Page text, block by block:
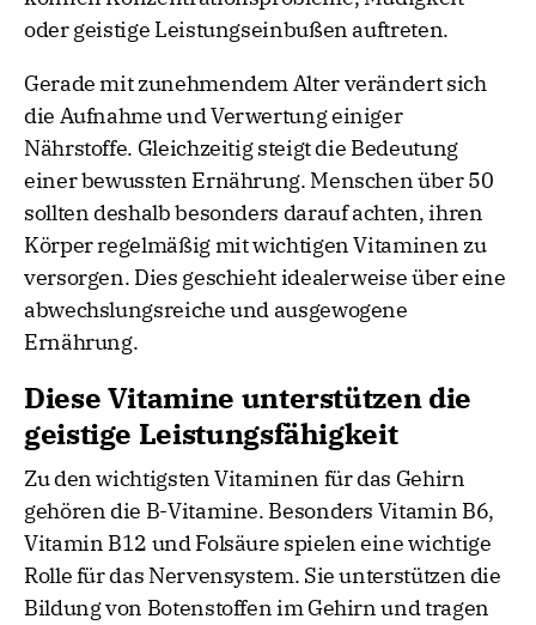
oder geistige Leistungseinbußen auftreten.
Gerade mit zunehmendem Alter verändert sich
die Aufnahme und Verwertung einiger
Nährstoffe. Gleichzeitig steigt die Bedeutung
einer bewussten Ernährung. Menschen über 50
sollten deshalb besonders darauf achten, ihren
Körper regelmäßig mit wichtigen Vitaminen zu
versorgen. Dies geschieht idealerweise über eine
abwechslungsreiche und ausgewogene
Ernährung.
Diese Vitamine unterstützen die
geistige Leistungsfähigkeit
Zu den wichtigsten Vitaminen für das Gehirn
gehören die B-Vitamine. Besonders Vitamin B6,
Vitamin B12 und Folsäure spielen eine wichtige
Rolle für das Nervensystem. Sie unterstützen die
Bildung von Botenstoffen im Gehirn und tragen